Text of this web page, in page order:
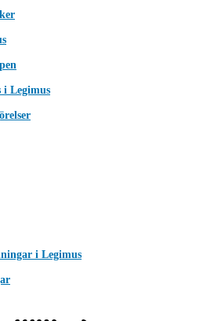
i Legimus
i Legimus